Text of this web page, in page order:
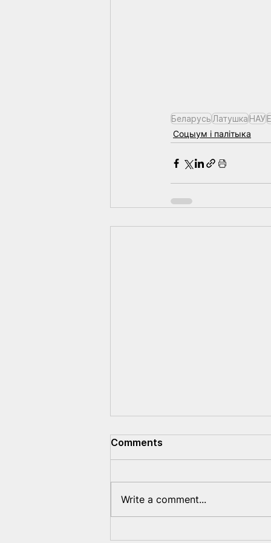
БеларусьЛатушкаНАУ
Соцыум і палітыка
Comments
Write a comment...